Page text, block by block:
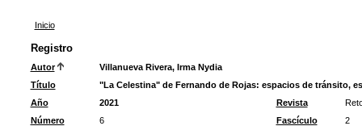
Inicio
Registro
Autor
Villanueva Rivera, Irma Nydia
Título
"La Celestina" de Fernando de Rojas: espacios de tránsito,
Año
2021 Revista
Número
6 Fascículo
2